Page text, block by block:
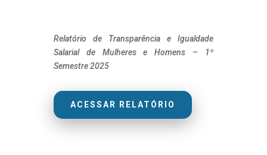
Relatório de Transparência e Igualdade
Salarial de Mulheres e Homens – 1º
Semestre 2025
ACESSAR RELATÓRIO